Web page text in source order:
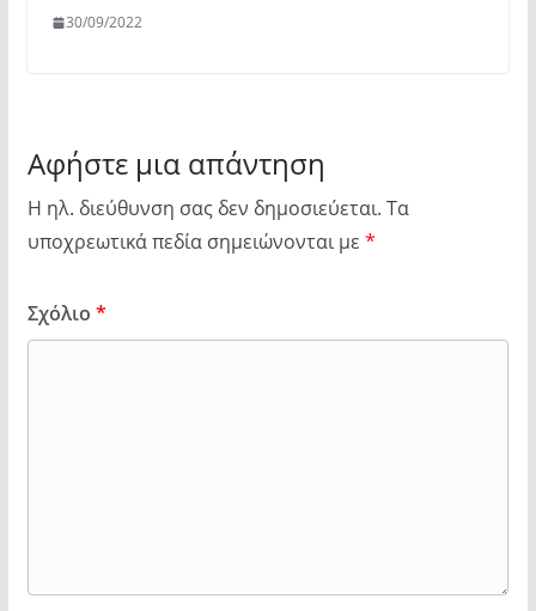
30/09/2022
Αφήστε μια απάντηση
Η ηλ. διεύθυνση σας δεν δημοσιεύεται. Τα
υποχρεωτικά πεδία σημειώνονται με *
Σχόλιο *